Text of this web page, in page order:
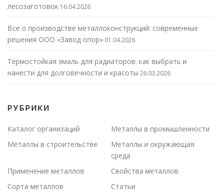
лесозаготовок 16.04.2026
Все о производстве металлоконструкций: современные
решения ООО «Завод опор» 01.04.2026
Термостойкая эмаль для радиаторов: как выбрать и
нанести для долговечности и красоты 26.03.2026
РУБРИКИ
Каталог организаций
Металлы в промышленности
Металлы в строительстве
Металлы и окружающая
среда
Применение металлов
Свойства металлов
Сорта металлов
Статьи